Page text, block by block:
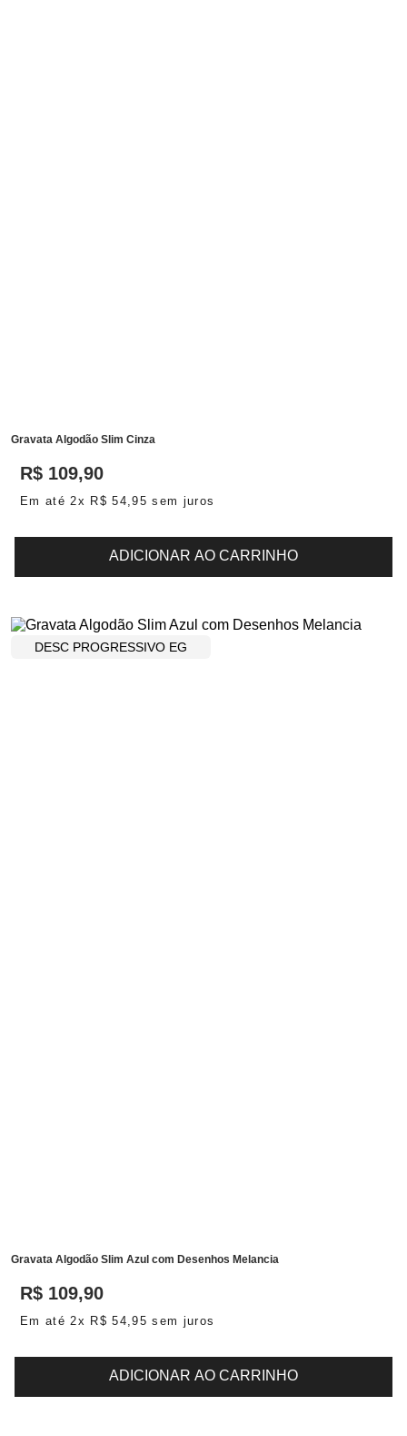
Gravata Algodão Slim Cinza
R$ 109,90
Em até2x R$ 54,95 sem juros
ADICIONAR AO CARRINHO
DESC PROGRESSIVO EG
Gravata Algodão Slim Azul com Desenhos Melancia
R$ 109,90
Em até2x R$ 54,95 sem juros
ADICIONAR AO CARRINHO